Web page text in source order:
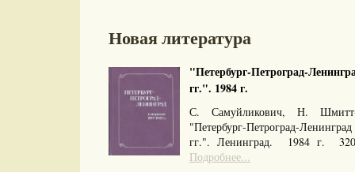
Новая литература
"Петербург-Петроград-
гг.". 1984 г.
С. Самуйликович, Н.
"Петербург-Петроград-
гг.". Ленинград. 1984 г.
Подробнее...